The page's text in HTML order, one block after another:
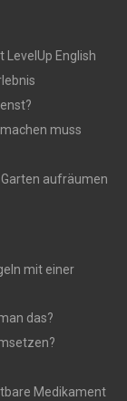
English
muss
aufräumen
mit einer
das?
Medikament